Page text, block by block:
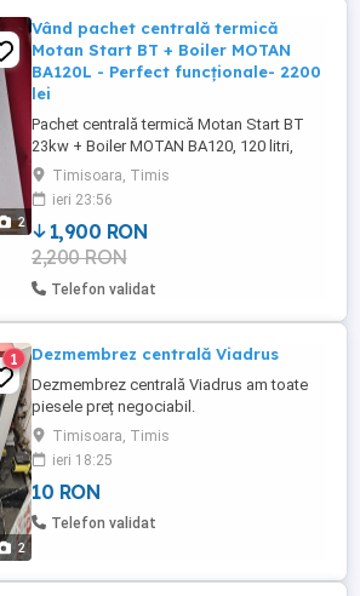
2
Vând pachet centrală termică
Motan Start BT + Boiler MOTAN
BA120L - Perfect funcționale- 2200
lei
Pachet centrală termică Motan Start BT
23kw + Boiler MOTAN BA120, 120 litri,
aflate în perfectă stare de funcționare.
Preț 1900 lei !!!
Timisoara, Timis
ieri 23:56
1,900 RON
2,200 RON
Telefon validat
2
1 Dezmembrez centrală Viadrus
Dezmembrez centrală Viadrus am toate
piesele preț negociabil.
Timisoara, Timis
ieri 18:25
10 RON
Telefon validat